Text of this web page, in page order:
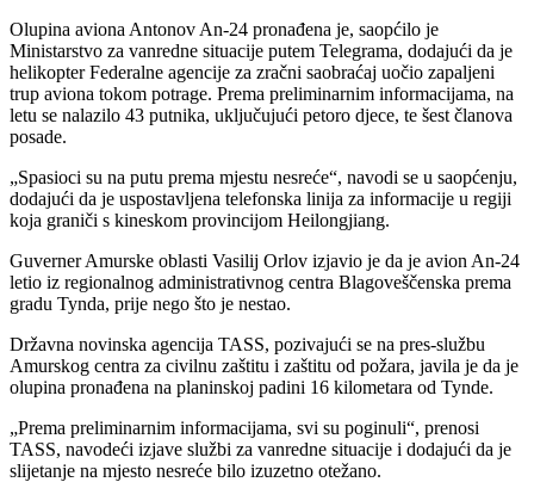
Olupina aviona Antonov An-24 pronađena je, saopćilo je
Ministarstvo za vanredne situacije putem Telegrama, dodajući da je
helikopter Federalne agencije za zračni saobraćaj uočio zapaljeni
trup aviona tokom potrage. Prema preliminarnim informacijama, na
letu se nalazilo 43 putnika, uključujući petoro djece, te šest članova
posade.
„Spasioci su na putu prema mjestu nesreće“, navodi se u saopćenju,
dodajući da je uspostavljena telefonska linija za informacije u regiji
koja graniči s kineskom provincijom Heilongjiang.
Guverner Amurske oblasti Vasilij Orlov izjavio je da je avion An-24
letio iz regionalnog administrativnog centra Blagoveščenska prema
gradu Tynda, prije nego što je nestao.
Državna novinska agencija TASS, pozivajući se na pres-službu
Amurskog centra za civilnu zaštitu i zaštitu od požara, javila je da je
olupina pronađena na planinskoj padini 16 kilometara od Tynde.
„Prema preliminarnim informacijama, svi su poginuli“, prenosi
TASS, navodeći izjave službi za vanredne situacije i dodajući da je
slijetanje na mjesto nesreće bilo izuzetno otežano.